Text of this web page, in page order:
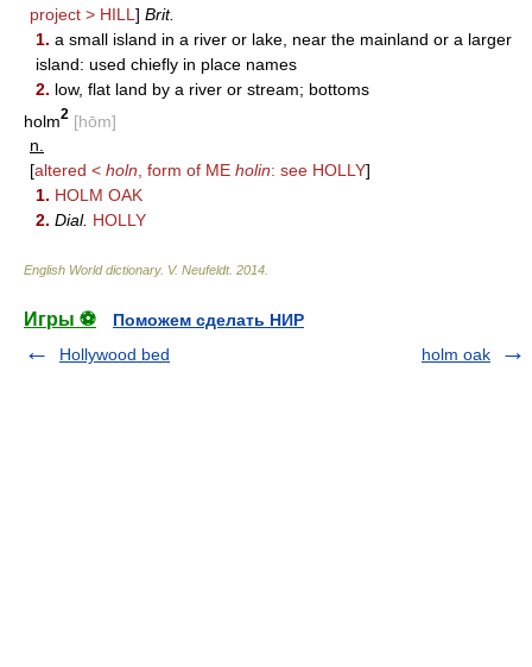
project > HILL ] Brit.
1. a small island in a river or lake, near the mainland or a larger
island: used chiefly in place names
2. low, flat land by a river or stream; bottoms
holm2 [hōm]
n.
[altered < holn, form of ME holin: see HOLLY]
1. HOLM OAK
2. Dial. HOLLY
English World dictionary. V. Neufeldt. 2014
Игры ⚽
Поможем сделать НИР
Hollywood bed
holm oak